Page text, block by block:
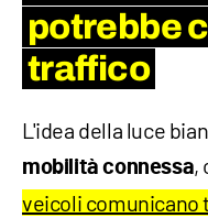
potrebbe
traffico
L'idea della luce
mobilità connessa,
veicoli comunicano